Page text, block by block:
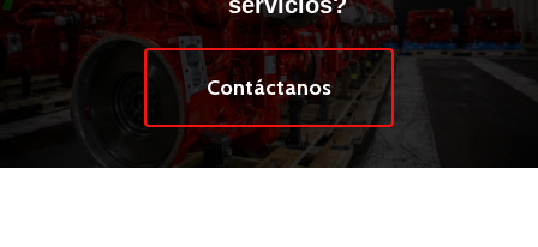
servicios?
Contáctanos